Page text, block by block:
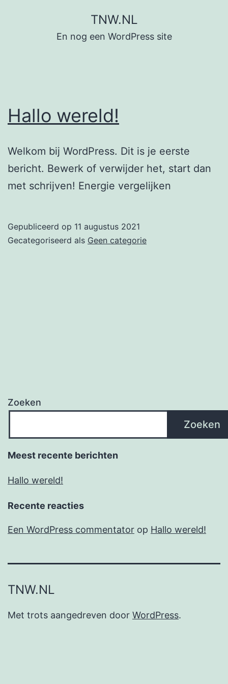
TNW.NL
En nog een WordPress site
Hallo wereld!
Welkom bij WordPress. Dit is je eerste
bericht. Bewerk of verwijder het, start dan
met schrijven! Energie vergelijken
Gepubliceerd op 11 augustus 2021
Gecategoriseerd als Geen categorie
Zoeken
Zoeken
Meest recente berichten
Hallo wereld!
Recente reacties
Een WordPress commentator op Hallo wereld!
TNW.NL
Met trots aangedreven door WordPress.